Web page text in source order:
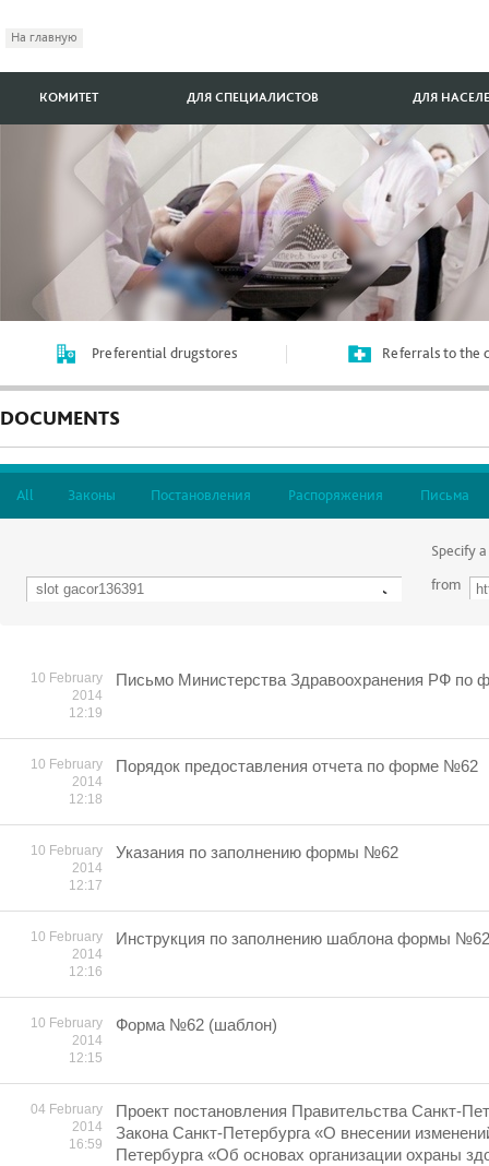
На главную
КОМИТЕТ ДЛЯ СПЕЦИАЛИСТОВ ДЛЯ
Preferential drugstores Referrals to the
DOCUMENTS
All Законы Постановления Распоряжения Письма
Specify
from
10 February
2014
12:19
Письмо Министерства Здравоохранения РФ по
10 February
2014
12:18
Порядок предоставления отчета по форме №62
10 February
2014
12:17
Указания по заполнению формы №62
10 February
2014
12:16
Инструкция по заполнению шаблона формы №62
10 February
2014
12:15
Форма №62 (шаблон)
04 February
2014
16:59
Проект постановления Правительства Санкт-
Закона Санкт-Петербурга «О внесении
Петербурга «Об основах организации охраны